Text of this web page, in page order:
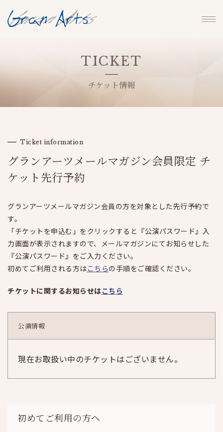
TICKET
チケット情報
Ticket information
グランアーツメールマガジン会員限定 チ
ケット先行予約
グランアーツメールマガジン会員の方を対象とした先行予約で
す。
「チケットを申込む」をクリックすると『公演パスワード』入
力画面が表示されますので、メールマガジンにてお知らせした
『公演パスワード』をご入力ください。
初めてご利用される方はこちらの手順をご確認ください。
チケットに関するお知らせはこちら
公演情報
現在お取扱い中のチケットはございません。
初めてご利用の方へ